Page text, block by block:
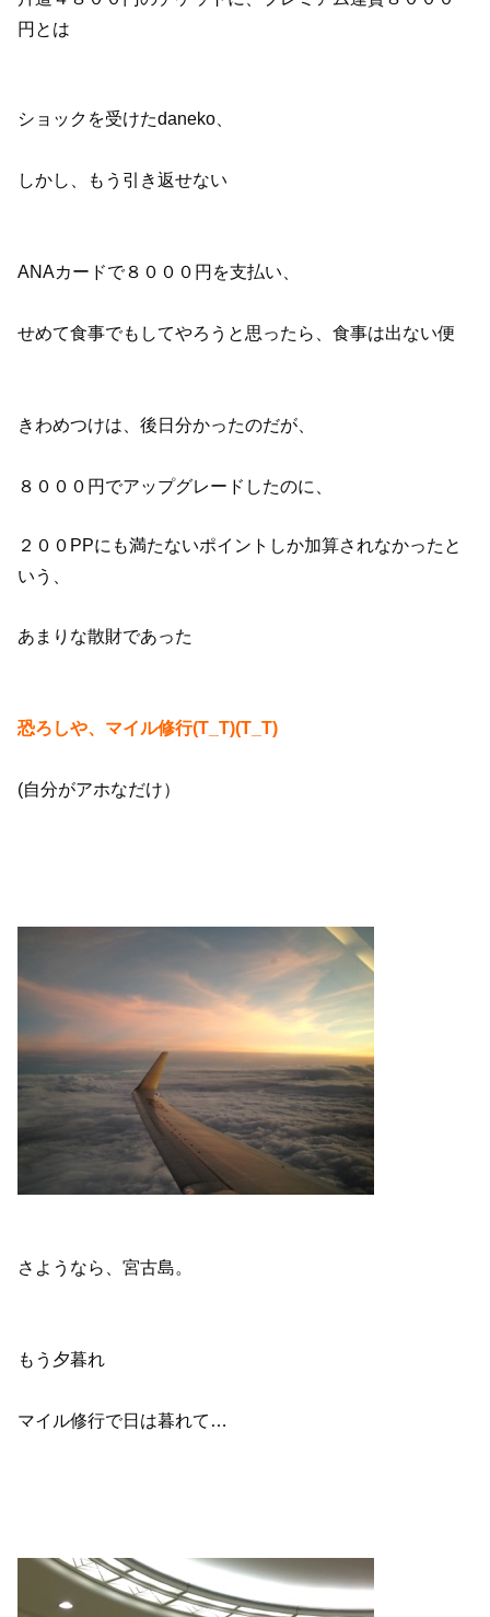
円とは
ショックを受けたdaneko、
しかし、もう引き返せない
ANAカードで８０００円を支払い、
せめて食事でもしてやろうと思ったら、食事は出ない便
きわめつけは、後日分かったのだが、
８０００円でアップグレードしたのに、
２００PPにも満たないポイントしか加算されなかったと
いう、
あまりな散財であった
恐ろしや、マイル修行(T_T)(T_T)
(自分がアホなだけ）
さようなら、宮古島。
もう夕暮れ
マイル修行で日は暮れて…